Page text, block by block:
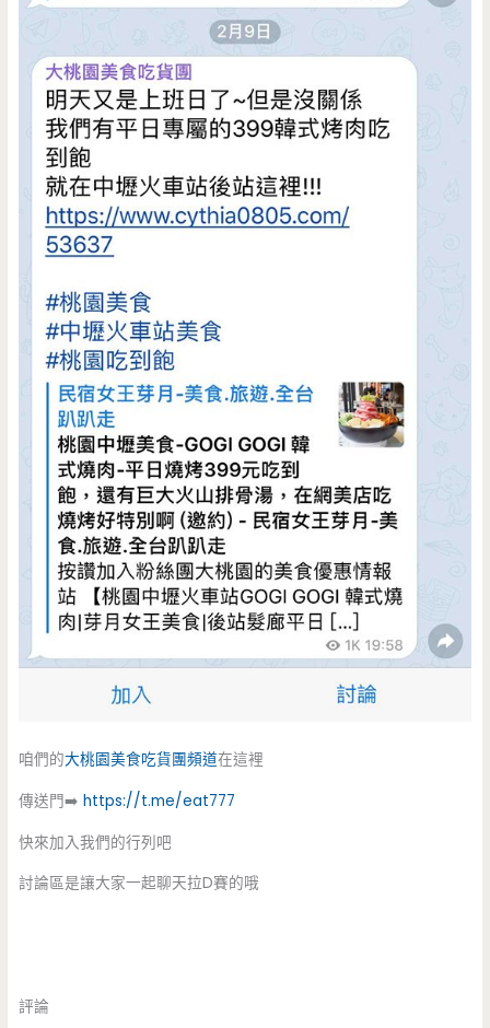
咱們的大桃園美食吃貨團頻道在這裡
傳送門➡️https://t.me/eat777
快來加入我們的行列吧
討論區是讓大家一起聊天拉D賽的哦
評論